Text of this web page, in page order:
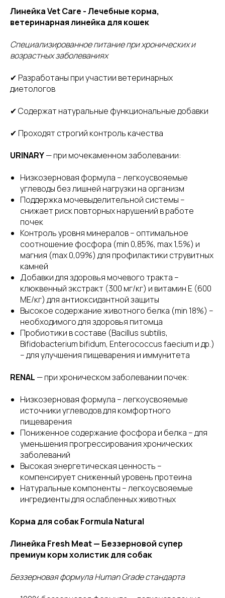
Линейка Vet Care - Лечебные корма,
ветеринарная линейка для кошек
Специализированное питание при хронических и
возрастных заболеваниях
✔ Разработаны при участии ветеринарных
диетологов
✔ Содержат натуральные функциональные добавки
✔ Проходят строгий контроль качества
URINARY— при мочекаменном заболевании:
Низкозерновая формула – легкоусвояемые
углеводы без лишней нагрузки на организм
Поддержка мочевыделительной системы –
снижает риск повторных нарушений в работе
почек
Контроль уровня минералов – оптимальное
соотношение фосфора (min 0,85%, max 1,5%) и
магния (max 0,09%) для профилактики струвитных
камней
Добавки для здоровья мочевого тракта –
клюквенный экстракт (300 мг/кг) и витамин E (600
МЕ/кг) для антиоксидантной защиты
Высокое содержание животного белка (min 18%) –
необходимого для здоровья питомца
Пробиотики в составе (Bacillus subtilis,
Bifidobacterium bifidum, Enterococcus faecium и др.)
– для улучшения пищеварения и иммунитета
RENAL — при хроническом заболевании почек:
Низкозерновая формула – легкоусвояемые
источники углеводов для комфортного
пищеварения
Пониженное содержание фосфора и белка – для
уменьшения прогрессирования хронических
заболеваний
Высокая энергетическая ценность –
компенсирует сниженный уровень протеина
Натуральные компоненты – легкоусвояемые
ингредиенты для ослабленных животных
Корма для собак Formula Natural
Линейка Fresh Meat — Беззерновой супер
премиум корм холистик для собак
Беззерновая формула Human Grade стандарта